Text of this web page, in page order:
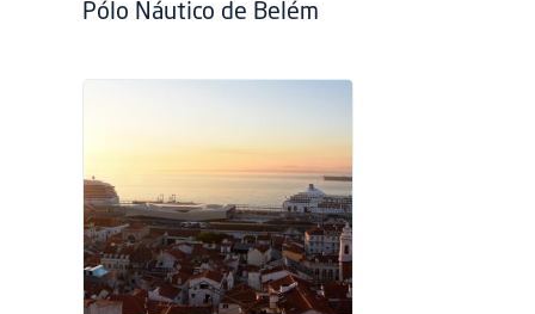
Pólo Náutico de Belém